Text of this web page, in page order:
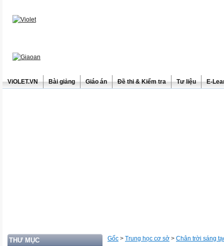
ViOLET.VN Bài giảng Giáo án Đề thi & Kiểm tra Tư liệu E-
THƯ MỤC Gốc > Trung học cơ sở > Chân trời sáng